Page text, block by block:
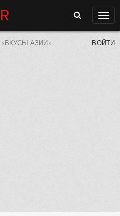
Поиск
«ВКУСЫ АЗИИ» ВОЙТИ